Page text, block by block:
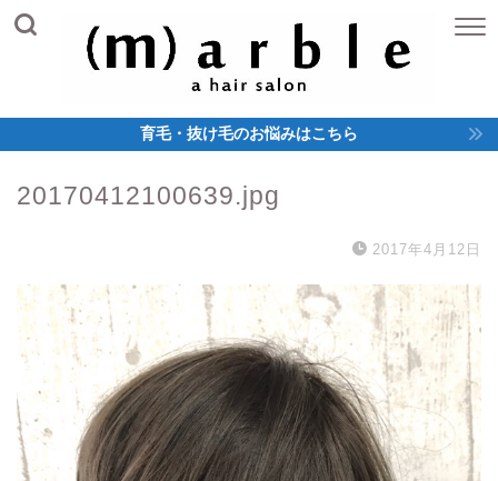
育毛・抜け毛のお悩みはこちら
20170412100639.jpg
2017年4月12日